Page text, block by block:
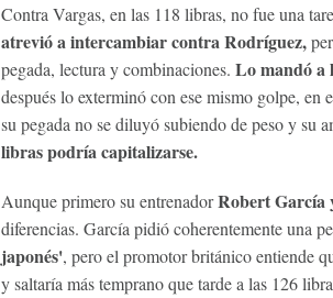
Contra Vargas, en las 118 libras, no fue una
atrevió a intercambiar contra Rodríguez,
pegada, lectura y combinaciones. Lo mandó a
después lo exterminó con ese mismo golpe,
su pegada no se diluyó subiendo de peso y su
libras podría capitalizarse.
Aunque primero su entrenadorRobert García
diferencias. García pidió coherentemente una
japonés', pero el promotor británico entiende
y saltaría más temprano que tarde a las 126